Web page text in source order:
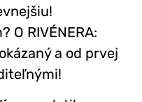
O RIVÉNERA:
a od prvej